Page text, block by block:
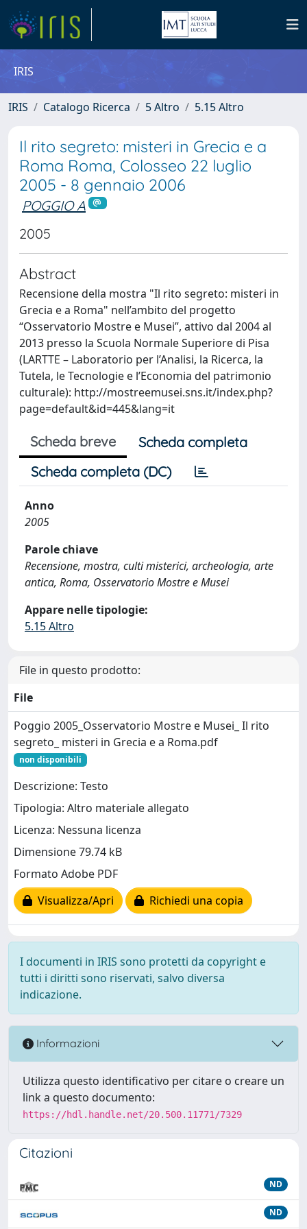
IRIS
IRIS Catalogo Ricerca 5 Altro 5.15 Altro
Il rito segreto: misteri in Grecia e a
Roma Roma, Colosseo 22 luglio
2005 - 8 gennaio 2006
POGGIO A
2005
Abstract
Recensione della mostra "Il rito segreto: misteri in
Grecia e a Roma" nell’ambito del progetto
“Osservatorio Mostre e Musei”, attivo dal 2004 al
2013 presso la Scuola Normale Superiore di Pisa
(LARTTE – Laboratorio per l’Analisi, la Ricerca, la
Tutela, le Tecnologie e l’Economia del patrimonio
culturale): http://mostreemusei.sns.it/index.php?
page=default&id=445&lang=it
Scheda breve
Scheda completa
Scheda completa (DC)
Anno
2005
Parole chiave
Recensione, mostra, culti misterici, archeologia, arte
antica, Roma, Osservatorio Mostre e Musei
Appare nelle tipologie:
5.15 Altro
File in questo prodotto:
File
Poggio 2005_Osservatorio Mostre e Musei_ Il rito
segreto_ misteri in Grecia e a Roma.pdf
non disponibili
Descrizione: Testo
Tipologia: Altro materiale allegato
Licenza: Nessuna licenza
Dimensione 79.74 kB
Formato Adobe PDF
Visualizza/Apri
Richiedi una copia
I documenti in IRIS sono protetti da copyright e
tutti i diritti sono riservati, salvo diversa
indicazione.
Informazioni
Utilizza questo identificativo per citare o creare un
link a questo documento:
https://hdl.handle.net/20.500.11771/7329
Citazioni
ND
ND